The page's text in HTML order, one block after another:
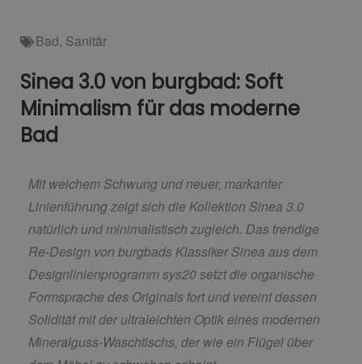
Bad, Sanitär
Sinea 3.0 von burgbad: Soft
Minimalism für das moderne
Bad
Mit weichem Schwung und neuer, markanter
Linienführung zeigt sich die Kollektion Sinea 3.0
natürlich und minimalistisch zugleich. Das trendige
Re-Design von burgbads Klassiker Sinea aus dem
Designlinienprogramm sys20 setzt die organische
Formsprache des Originals fort und vereint dessen
Solidität mit der ultraleichten Optik eines modernen
Mineralguss-Waschtischs, der wie ein Flügel über